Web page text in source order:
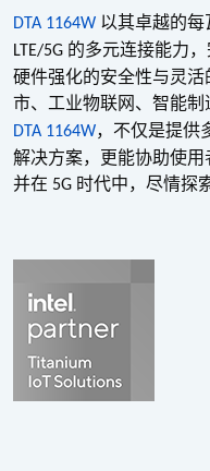
DTA 1164W 以其卓越的每
LTE/5G 的多元连接能力
硬件强化的安全性与灵
市、工业物联网、智能
DTA 1164W，不仅是提供
解决方案，更能协助使用
并在 5G 时代中，尽情探